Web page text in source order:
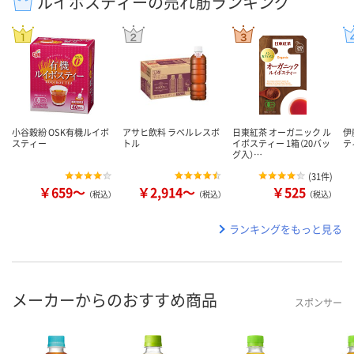
小谷穀紛 OSK有機ルイボ
スティー
￥659～ （税込）
アサヒ飲料 ラベルレスボ
トル
￥2,914～ （税込）
日東紅茶 オーガニック ル
イボスティー 1箱（20バッ
グ入）…
(31件)
￥525 （税込）
伊
ランキングをもっと見る
メーカーからのおすすめ商品 スポンサー